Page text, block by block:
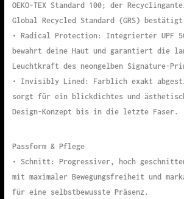
OEKO-TEX Standard 100; der
Global Recycled Standard (GRS)
• Radical Protection: Integrierter UPF
bewahrt deine Haut und garantiert die
Leuchtkraft des neongelben Signature-
• Invisibly Lined: Farblich exakt
sorgt für ein blickdichtes und
Design-Konzept bis in die letzte Faser.
Passform & Pflege
• Schnitt: Progressiver, hoch
mit maximaler Bewegungsfreiheit und
für eine selbstbewusste Präsenz.